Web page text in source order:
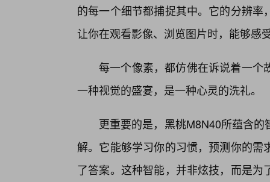
的每一个细节都捕捉其中。它的分辨
让你在观看影像、浏览图片时，能够感
每一个像素，都仿佛在诉说着一个
一种视觉的盛宴，是一种心灵的洗礼。
更重要的是，黑桃M8N40所蕴含
解。它能够学习你的习惯，预测你的
了答案。这种智能，并非炫技，而是